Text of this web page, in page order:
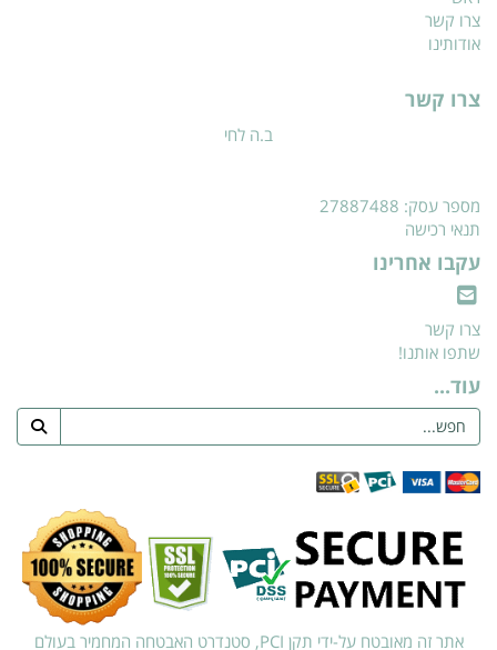
צרו קשר
אודותינו
צרו קשר
ב.ה לחי
מספר עסק: 27887488
תנאי רכישה
עקבו אחרינו
צרו קשר
שתפו אותנו!
עוד...
אתר זה מאובטח על-ידי תקן PCI, סטנדרט האבטחה המחמיר בעולם